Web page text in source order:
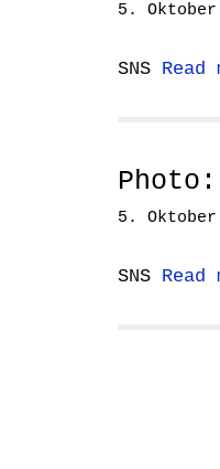
5. Oktober
SNS Read
5. Oktober
SNS Read